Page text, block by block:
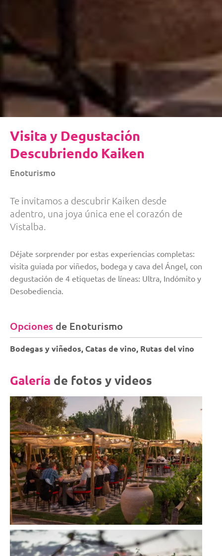
Visita y Degustación
Descubriendo Kaiken
Enoturismo
Te invitamos a descubrir Kaiken desde
adentro, una joya única ene el corazón de
Vistalba.
Déjate sorprender por estas experiencias completas:
visita guiada por viñedos, bodega y cava del Ángel, con
degustación de 4 etiquetas de líneas: Ultra, Indómito y
Desobediencia.
Opciones de Enoturismo
Bodegas y viñedos, Catas de vino, Rutas del vino
Galería de fotos y videos